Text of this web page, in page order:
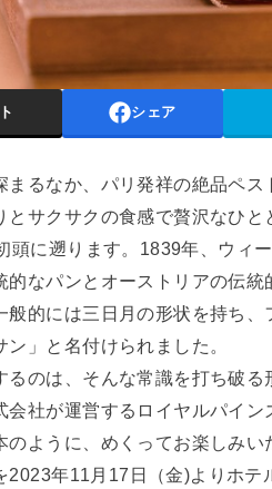
シェア
まるなか、パリ発祥の絶品ペス
とサクサクの食感で贅沢なひ
頭に遡ります。1839年、ウィ
的なパンとオーストリアの伝
般的には三日月の形状を持ち
ン」と名付けられました。
るのは、そんな常識を打ち破
会社が運営するロイヤルパイ
のように、めくってお楽しみ
2023年11⽉17⽇（⾦)よりホ